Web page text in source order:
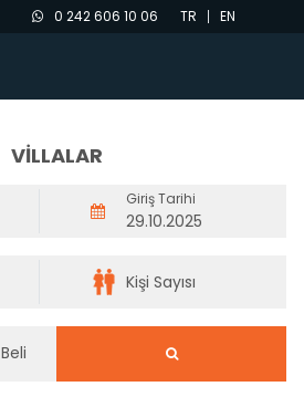
0 242 606 10 06 TR EN
VİLLALAR
Giriş Tarihi